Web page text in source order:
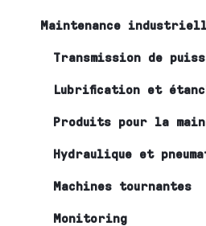
Maintenance
Transmission de
Lubrification et
Produits pour la
Hydraulique et
Machines tournantes
Monitoring